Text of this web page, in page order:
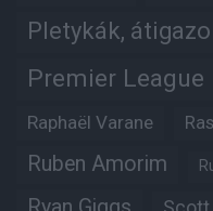
Pletykák,
Premier League
Raphaël Varane
Ruben Amorim